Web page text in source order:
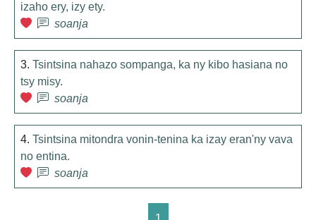
izaho ery, izy ety.
soanja
3. Tsintsina nahazo sompanga, ka ny kibo hasiana no
tsy misy.
soanja
4. Tsintsina mitondra vonin-tenina ka izay eran'ny vava
no entina.
soanja